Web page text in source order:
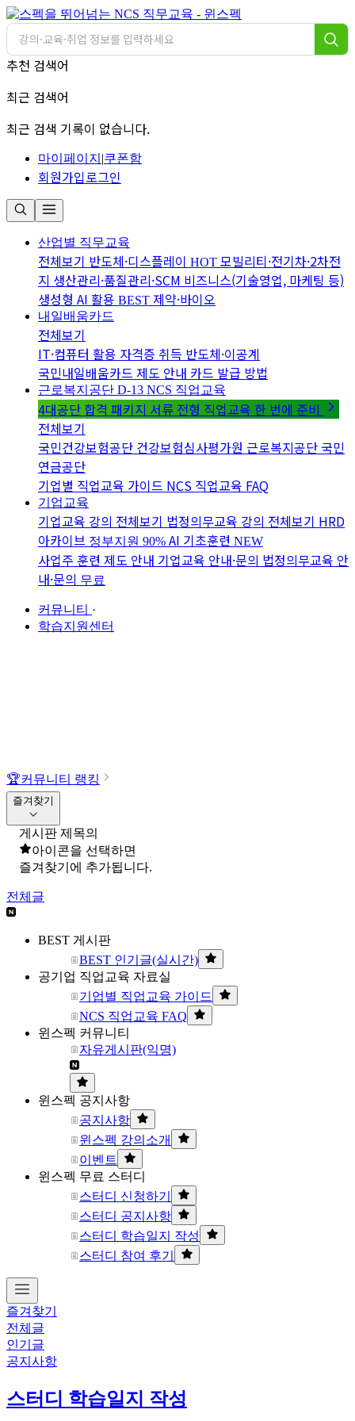
추천 검색어
최근 검색어
최근 검색 기록이 없습니다.
마이페이지 |쿠폰함
회원가입로그인
산업별 직무교육
전체보기 반도체·디스플레이 HOT 모빌리티·전기차·2차전
지 생산관리·품질관리·SCM 비즈니스(기술영업, 마케팅 등)
생성형 AI 활용 BEST 제약·바이오
내일배움카드
전체보기
IT·컴퓨터 활용 자격증 취득 반도체·이공계
국민내일배움카드 제도 안내 카드 발급 방법
근로복지공단 D-13 NCS 직업교육
4대공단 합격 패키지 서류 전형 직업교육 한 번에 준비
전체보기
국민건강보험공단 건강보험심사평가원 근로복지공단 국민
연금공단
기업별 직업교육 가이드 NCS 직업교육 FAQ
기업교육
기업교육 강의 전체보기 법정의무교육 강의 전체보기 HRD
아카이브 정부지원 90% AI 기초훈련 NEW
사업주 훈련 제도 안내 기업교육 안내·문의 법정의무교육 안
내·문의 무료
커뮤니티 ·
학습지원센터
🏆커뮤니티 랭킹
즐겨찾기
게시판 제목의
아이콘을 선택하면
즐겨찾기에 추가됩니다.
전체글
BEST 게시판
BEST 인기글(실시간)
공기업 직업교육 자료실
기업별 직업교육 가이드
NCS 직업교육 FAQ
윈스펙 커뮤니티
자유게시판(익명)
윈스펙 공지사항
공지사항
윈스펙 강의소개
이벤트
윈스펙 무료 스터디
스터디 신청하기
스터디 공지사항
스터디 학습일지 작성
스터디 참여 후기
즐겨찾기
전체글
인기글
공지사항
스터디 학습일지 작성